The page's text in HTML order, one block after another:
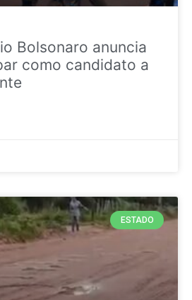
Bolsonaro anuncia
como candidato a
ESTADO